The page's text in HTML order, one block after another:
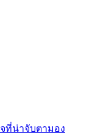
ที่น่าจับตามอง